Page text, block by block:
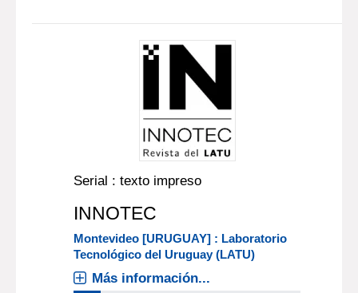
Serial : texto impreso
INNOTEC
Montevideo [URUGUAY] : Laboratorio
Tecnológico del Uruguay (LATU)
Más información...